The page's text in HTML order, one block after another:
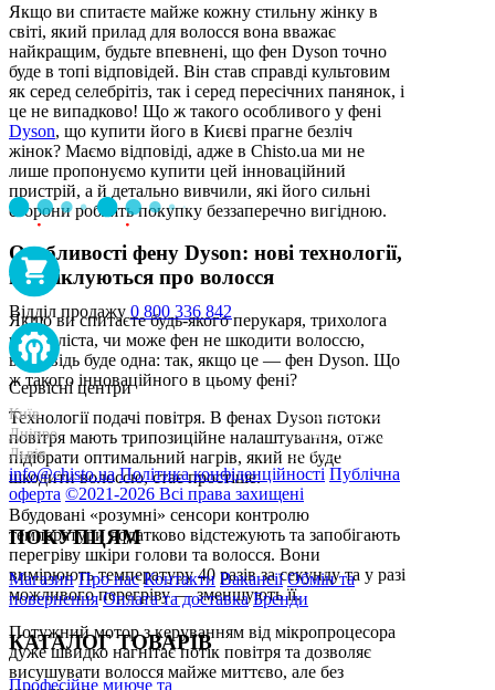
Якщо ви спитаєте майже кожну стильну жінку в
світі, який прилад для волосся вона вважає
найкращим, будьте впевнені, що фен Dyson точно
буде в топі відповідей. Він став справді культовим
як серед селебрітіз, так і серед пересічних панянок, і
це не випадково! Що ж такого особливого у фені
Dyson, що купити його в Києві прагне безліч
жінок? Маємо відповіді, адже в Chisto.ua ми не
лише пропонуємо купити цей інноваційний
пристрій, а й детально вивчили, які його сильні
сторони роблять покупку беззаперечно вигідною.
Особливості фену Dyson: нові технології,
що піклуються про волосся
Якщо ви спитаєте будь-якого перукаря, трихолога
чи стиліста, чи може фен не шкодити волоссю,
відповідь буде одна: так, якщо це — фен Dyson. Що
ж такого інноваційного в цьому фені?
Технології подачі повітря. В фенах Dyson потоки
повітря мають трипозиційне налаштування, отже
підібрати оптимальний нагрів, який не буде
шкодити волоссю, стає простіше.
Вбудовані «розумні» сенсори контролю
температури додатково відстежують та запобігають
перегріву шкіри голови та волосся. Вони
вимірюють температуру 40 разів за секунду та у разі
можливого перегріву — зменшують її.
Потужний мотор з керуванням від мікропроцесора
дуже швидко нагнітає потік повітря та дозволяє
висушувати волосся майже миттєво, але без
Відділ продажу 0 800 336 842
Сервісні центри
Київ
+38 095-273-95-15
Дніпро
+38 095-274-63-06
Львів
+38 099-301-82-69
info@chisto.ua Політика конфіденційності Публічна
оферта ©2021-2026 Всі права захищені
ПОКУПЦЯМ
Магазин Про нас Контакти Вакансії Обмін та
повернення Оплата та доставка Бренди
КАТАЛОГ ТОВАРІВ
Професійне миюче та